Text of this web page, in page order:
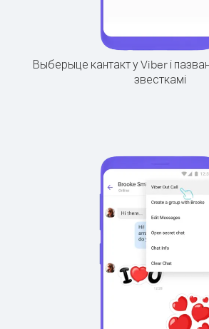
Выберыце кантакт у Viber і
звесткамі